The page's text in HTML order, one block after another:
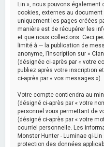
Lin », nous pouvons
cookies, externes au
uniquement les pages créées
manière est de récupérer les
et que nous collectons. Ceci
limité à — la publication de
anonyme, l’inscription sur «
(désignée ci-après par « votre
publiez après votre inscription
ci-après par « vos messages »).
Votre compte contiendra au
(désigné ci-après par « votre
personnel vous permettant de
(désigné ci-après par « votre
courriel personnelle. Les
Monster Hunter - Luminae qi-
protection des données